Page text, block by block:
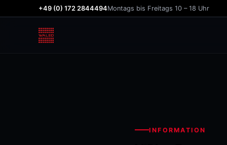
+49 (0) 172 2844494Montags bis Freitags 10 – 18 Uhr
INFORMATION